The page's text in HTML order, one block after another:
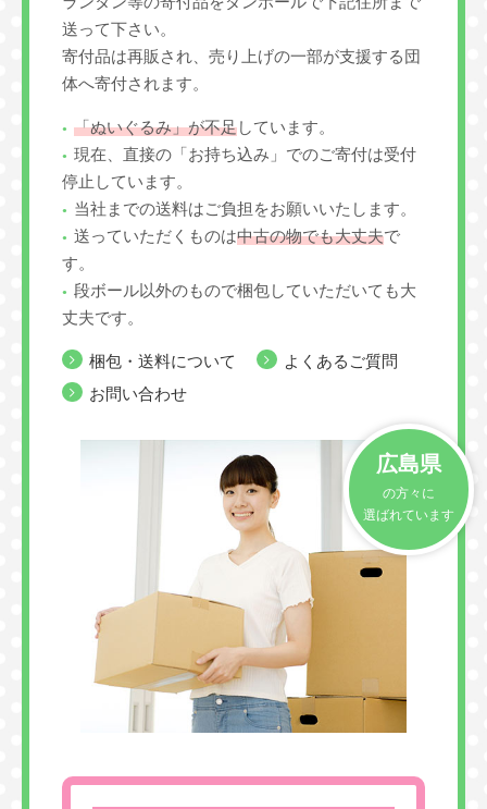
送って下さい。
寄付品は再販され、売り上げの一部が支援する団
体へ寄付されます。
「ぬいぐるみ」が不足しています。
現在、直接の「お持ち込み」でのご寄付は受付
停止しています。
当社までの送料はご負担をお願いいたします。
送っていただくものは中古の物でも大丈夫で
す。
段ボール以外のもので梱包していただいても大
丈夫です。
梱包・送料について
よくあるご質問
お問い合わせ
広島県
の方々に
選ばれています